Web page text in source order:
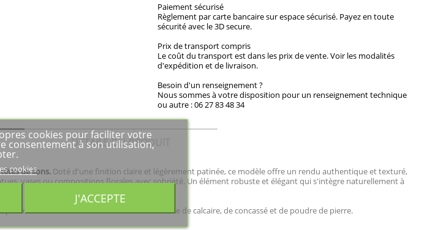
Paiement sécurisé
Règlement par carte bancaire sur espace sécurisé. Payez en toute
sécurité avec le 3D secure.
Prix de transport compris
Le coût du transport est dans les prix de vente. Voir les modalités
d'expédition et de livraison.
Besoin d'un renseignement ?
Nous sommes à votre disposition pour un renseignement technique
ou autre : 06 27 83 48 34
DÉTAILS DU PRODUIT
de lions.Doté d'une finition claire et légèrement patinée, ce modèle offre un rendu authentique et texturé,
vases ou compositions florales avec sobriété. Un élément robuste et élégant qui s'intègre naturellement à
de matériaux entièrement naturels à base de calcaire, de concassé et de poudre de pierre.
cookies pour faciliter votre
consentement à son utilisation,
cookies
J'ACCEPTE